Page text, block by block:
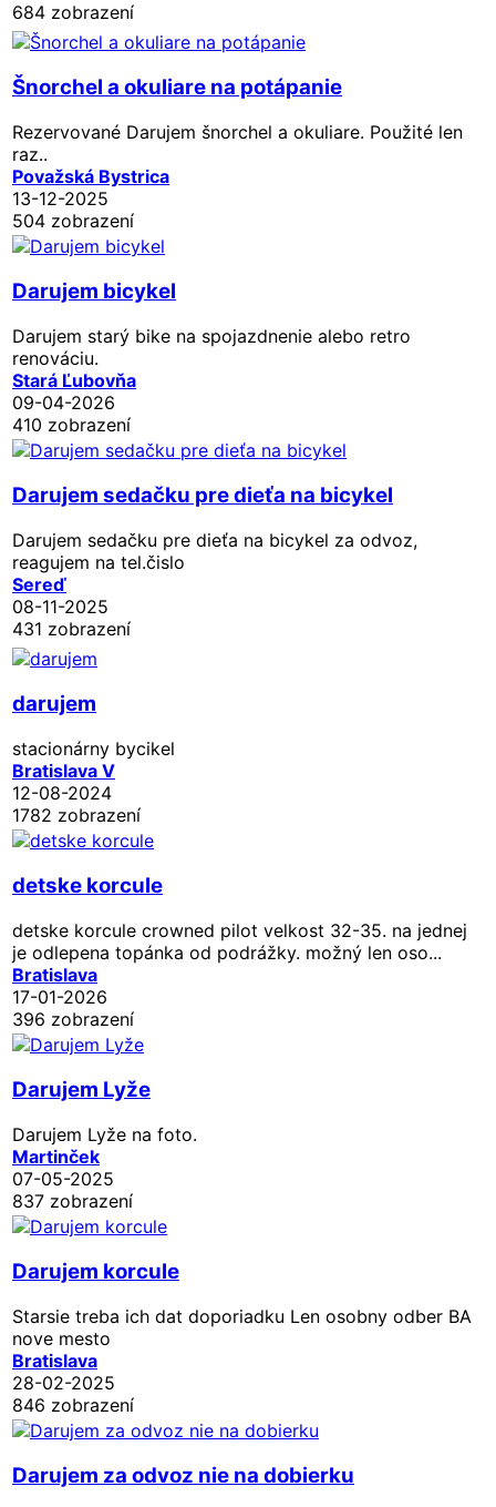
684 zobrazení
Šnorchel a okuliare na potápanie
Rezervované Darujem šnorchel a okuliare. Použité len
raz..
Považská Bystrica
13-12-2025
504 zobrazení
Darujem bicykel
Darujem starý bike na spojazdnenie alebo retro
renováciu.
Stará Ľubovňa
09-04-2026
410 zobrazení
Darujem sedačku pre dieťa na bicykel
Darujem sedačku pre dieťa na bicykel za odvoz,
reagujem na tel.čislo
Sereď
08-11-2025
431 zobrazení
darujem
stacionárny bycikel
Bratislava V
12-08-2024
1782 zobrazení
detske korcule
detske korcule crowned pilot velkost 32-35. na jednej
je odlepena topánka od podrážky. možný len oso...
Bratislava
17-01-2026
396 zobrazení
Darujem Lyže
Darujem Lyže na foto.
Martinček
07-05-2025
837 zobrazení
Darujem korcule
Starsie treba ich dat doporiadku Len osobny odber BA
nove mesto
Bratislava
28-02-2025
846 zobrazení
Darujem za odvoz nie na dobierku